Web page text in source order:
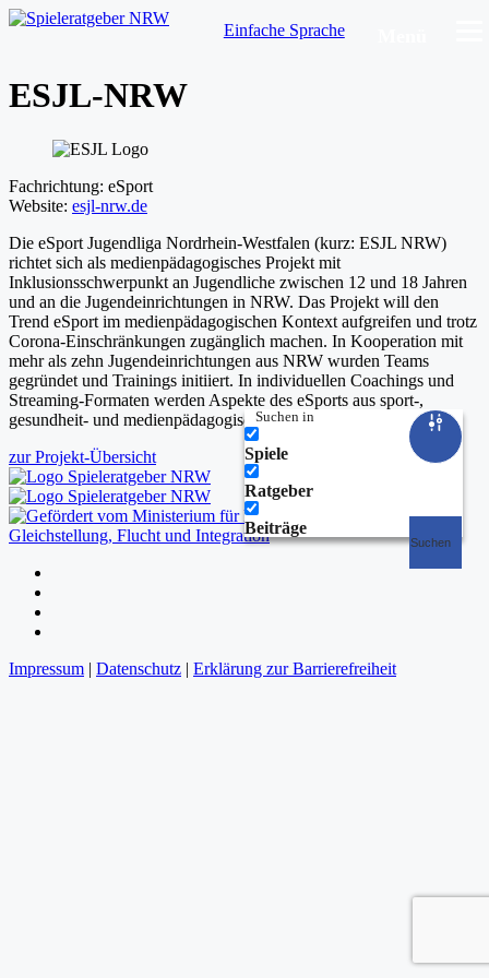
Einfache Sprache
Suchen
Suchen in
Spiele
Ratgeber
Beiträge
ESJL-NRW
Fachrichtung: eSport
Website: esjl-nrw.de
Die eSport Jugendliga Nordrhein-Westfalen (kurz: ESJL NRW)
richtet sich als medienpädagogisches Projekt mit
Inklusionsschwerpunkt an Jugendliche zwischen 12 und 18 Jahren
und an die Jugendeinrichtungen in NRW. Das Projekt will den
Trend eSport im medienpädagogischen Kontext aufgreifen und trotz
Corona-Einschränkungen zugänglich machen. In Kooperation mit
mehr als zehn Jugendeinrichtungen aus NRW wurden Teams
gegründet und Trainings initiiert. In individuellen Coachings und
Streaming-Formaten werden Aspekte des eSports aus sport-,
gesundheit- und medienpädagogischer Perspektive behandelt.
zur Projekt-Übersicht
Impressum | Datenschutz | Erklärung zur Barrierefreiheit